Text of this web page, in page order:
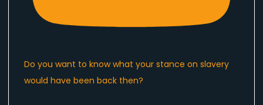
Do you want to know what your stance on slavery
would have been back then?